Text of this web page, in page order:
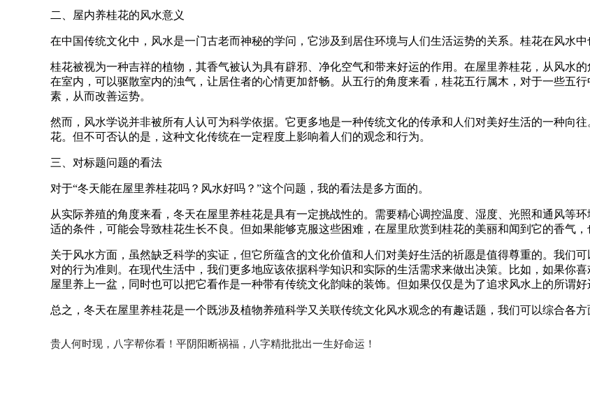
二、屋内养桂花的风水意义
在中国传统文化中，风水是一门古老而神秘的学问，它涉及到居住环境与人们生活运势的关系。桂花在风水中
桂花被视为一种吉祥的植物，其香气被认为具有辟邪、净化空气和带来好运的作用。在屋里养桂花，从风水
在室内，可以驱散室内的浊气，让居住者的心情更加舒畅。从五行的角度来看，桂花五行属木，对于一些五
素，从而改善运势。
然而，风水学说并非被所有人认可为科学依据。它更多地是一种传统文化的传承和人们对美好生活的一种向
花。但不可否认的是，这种文化传统在一定程度上影响着人们的观念和行为。
三、对标题问题的看法
对于“冬天能在屋里养桂花吗？风水好吗？”这个问题，我的看法是多方面的。
从实际养殖的角度来看，冬天在屋里养桂花是具有一定挑战性的。需要精心调控温度、湿度、光照和通风等
适的条件，可能会导致桂花生长不良。但如果能够克服这些困难，在屋里欣赏到桂花的美丽和闻到它的香气，
关于风水方面，虽然缺乏科学的实证，但它所蕴含的文化价值和人们对美好生活的祈愿是值得尊重的。我们
对的行为准则。在现代生活中，我们更多地应该依据科学知识和实际的生活需求来做出决策。比如，如果你
屋里养上一盆，同时也可以把它看作是一种带有传统文化韵味的装饰。但如果仅仅是为了追求风水上的所谓
总之，冬天在屋里养桂花是一个既涉及植物养殖科学又关联传统文化风水观念的有趣话题，我们可以综合各方
贵人何时现，八字帮你看！平阴阳断祸福，八字精批批出一生好命运！